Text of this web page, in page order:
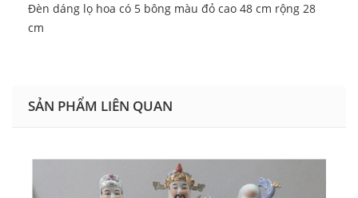
Đèn dáng lọ hoa có 5 bông màu đỏ cao 48 cm rộng 28
cm
SẢN PHẨM LIÊN QUAN